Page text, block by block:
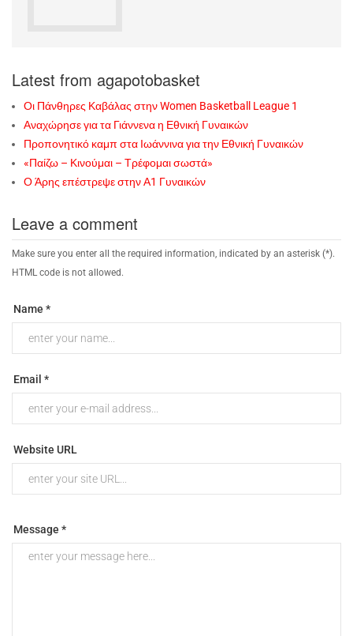
Latest from agapotobasket
Οι Πάνθηρες Καβάλας στην Women Basketball League 1
Αναχώρησε για τα Γιάννενα η Εθνική Γυναικών
Προπονητικό καμπ στα Ιωάννινα για την Εθνική Γυναικών
«Παίζω – Κινούμαι – Τρέφομαι σωστά»
Ο Άρης επέστρεψε στην Α1 Γυναικών
Leave a comment
Make sure you enter all the required information, indicated by an asterisk (*).
HTML code is not allowed.
Name *
Email *
Website URL
Message *